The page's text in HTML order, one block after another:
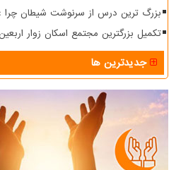
بزرگ ترین درس از سرنوشت شیطان چرا
تکمیل بزرگترین مجتمع اسکان زوار
جدیدترین ها